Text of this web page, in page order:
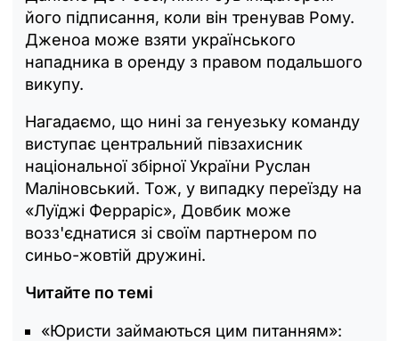
його підписання, коли він тренував Рому.
Дженоа може взяти українського
нападника в оренду з правом подальшого
викупу.
Нагадаємо, що нині за генуезьку команду
виступає центральний півзахисник
національної збірної України Руслан
Маліновський. Тож, у випадку переїзду на
«Луїджі Ферраріс», Довбик може
возз'єднатися зі своїм партнером по
синьо-жовтій дружині.
Читайте по темі
«Юристи займаються цим питанням»: